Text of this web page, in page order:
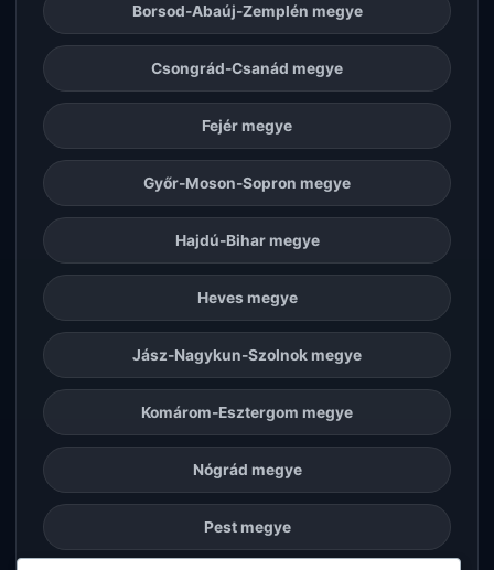
Borsod-Abaúj-Zemplén megye
Csongrád-Csanád megye
Fejér megye
Győr-Moson-Sopron megye
Hajdú-Bihar megye
Heves megye
Jász-Nagykun-Szolnok megye
Komárom-Esztergom megye
Nógrád megye
Pest megye